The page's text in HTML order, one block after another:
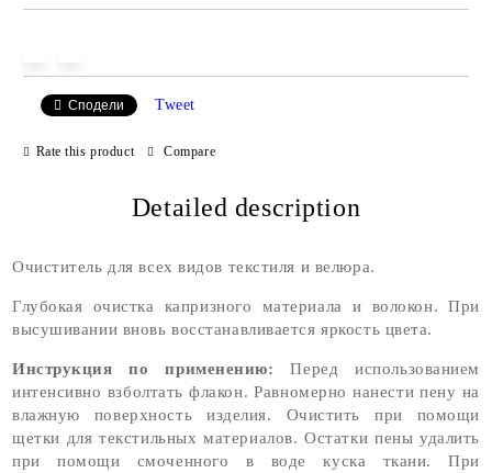
Сподели Tweet
Rate this product Compare
Detailed description
Очиститель для всех видов текстиля и велюра.
Глубокая очистка капризного материала и волокон. При
высушивании вновь восстанавливается яркость цвета.
Инструкция по применению:
Перед использованием
интенсивно взболтать флакон. Равномерно нанести пену на
влажную поверхность изделия. Очистить при помощи
щетки для текстильных материалов. Остатки пены удалить
при помощи смоченного в воде куска ткани. При